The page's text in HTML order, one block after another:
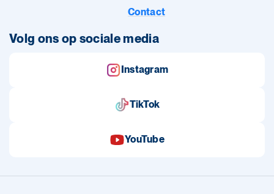
Contact
Volg ons op sociale media
Instagram
TikTok
YouTube